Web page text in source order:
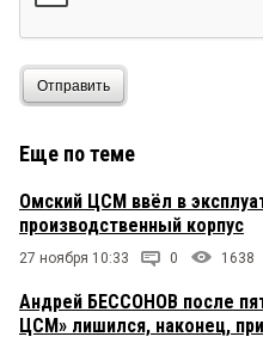
Отправить
Еще по теме
Омский ЦСМ ввёл в
производственный корпус
27 ноября 10:33 0 1638
Андрей БЕССОНОВ после
ЦСМ» лишился, наконец,